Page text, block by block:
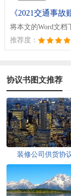
《2021交通事故
将本文的Word文档
推荐度：
协议书图文推荐
装修公司供货协